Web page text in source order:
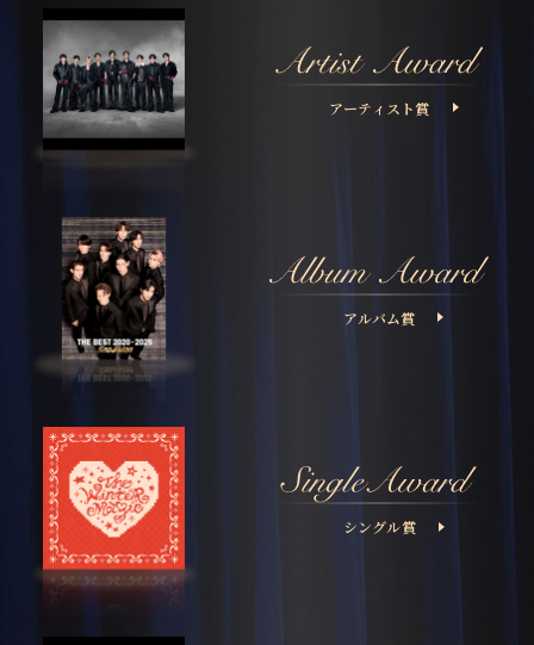
アーティスト賞
アルバム賞
シングル賞